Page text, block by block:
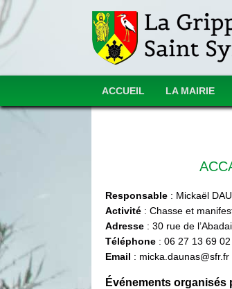
ACCUEIL LA MAIRIE
Responsable : Mickaël
Activité : Chasse et
Adresse : 30 rue de
Téléphone : 06 27 13 69
Email : micka.daunas@sfr.fr
Événements organisés